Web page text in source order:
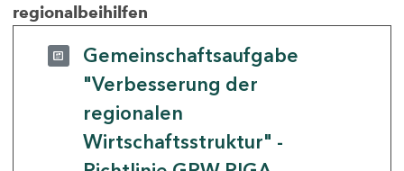
regionalbeihilfen
Gemeinschaftsaufgabe
"Verbesserung der
regionalen
Wirtschaftsstruktur" -